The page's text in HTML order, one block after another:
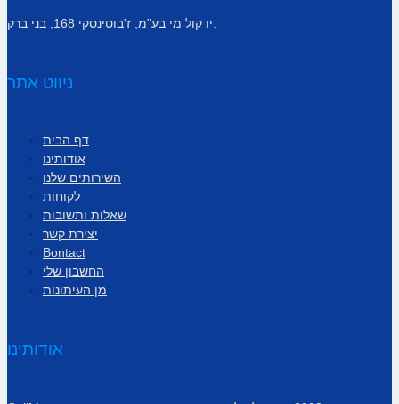
ניווט אתר
דף הבית
אודותינו
השירותים שלנו
לקוחות
שאלות ותשובות
יצירת קשר
Bontact
החשבון שלי
מן העיתונות
אודותינו